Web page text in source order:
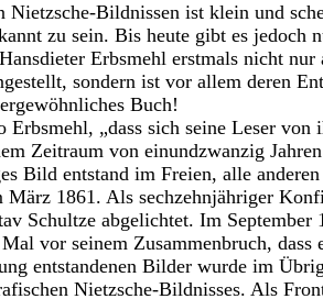
Nietzsche-Bildnissen ist klein und
zu sein. Bis heute gibt es jedoch
Erbsmehl erstmals nicht
sondern ist vor allem deren
Buch!
Erbsmehl, „dass sich seine Leser
Zeitraum von einundzwanzig
Bild entstand im Freien, alle
März 1861. Als sechzehnjähriger
Schultze abgelichtet. Im September
vor seinem Zusammenbruch,
entstandenen Bilder wurde im
Nietzsche-Bildnisses. Als